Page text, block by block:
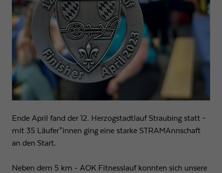
Ende April fand der 12. Herzogstadtlauf Straubing statt –
mit 35 Läufer*innen ging eine starke STRAMAnnschaft
an den Start.
Neben dem 5 km - AOK Fitnesslauf konnten sich unsere